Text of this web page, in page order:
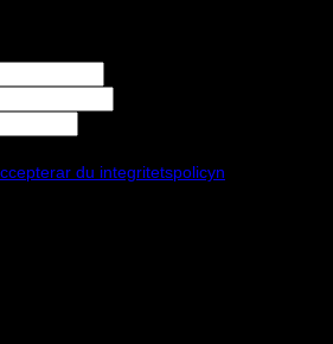
du integritetspolicyn